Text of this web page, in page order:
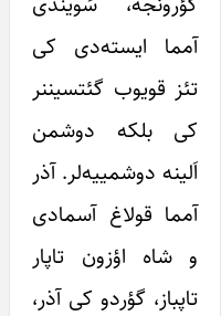
آمما ایسته‌دی کی
تئز قویوب گئتسیننر
کی بلکه دوشمن
اَلینه دوشمییه‌لر. آذر
آمما قولاغ آسمادی
و شاه اؤزون تاپار
تاپباز، گؤردو کی آذر،